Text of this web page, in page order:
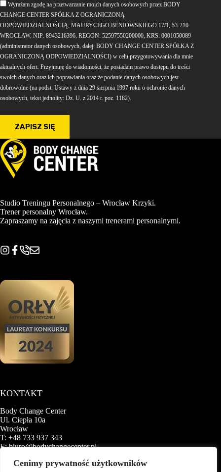
Cenimy prywatność użytkowników
Wyrażam zgodę na przetwarzanie moich danych osobowych przez BODY
CHANGE CENTER SPÓŁKA Z OGRANICZONĄ
ODPOWIEDZIALNOŚCIĄ, MAURYCEGO BENIOWSKIEGO 17/1, 53-210
WROCŁAW, NIP: 8943216396, REGON: 52597550200000, KRS: 0001050089
(administrator danych osobowych, dalej: BODY CHANGE CENTER SPÓŁKA Z
OGRANICZONĄ ODPOWIEDZIALNOŚCI) w celu przygotowywania dla mnie
aktualnych ofert. Przyjmuję do wiadomości, że posiadam prawo dostępu do treści
swoich danych oraz ich poprawiania oraz że podanie danych osobowych jest
dobrowolne (na podst. Ustawy z dnia 29 sierpnia 1997 roku o ochronie danych
osobowych, tekst jednolity: Dz. U. z 2014 r. poz. 1182).
Studio Treningu Personalnego – Wrocław Krzyki.
Trener personalny Wrocław.
Zapraszamy na zajęcia z naszymi trenerami personalnymi.
KONTAKT
Body Change Center
Ul. Ciepła 10a
Wrocław
T: +48 733 937 343
E:biuro@bodychangecenter.pl